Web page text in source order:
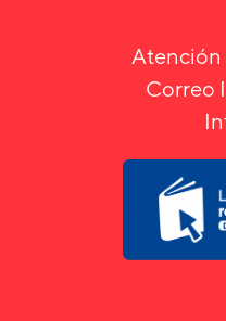
Atención
Correo